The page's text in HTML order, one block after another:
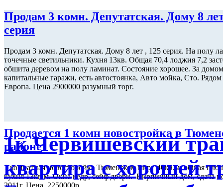
Продам 3 комн. Депутатская. Дому 8
серия
Продам 3 комн. Депутатская. Дому 8 лет , 125 серия. На полу
точечные светильники. Кухня 13кв. Общая 70,4 лоджия 7,2
обшита деревом на полу ламинат. Состояние хорошее. За домом
капитальные гаражи, есть автостоянка, Авто мойка, Сто.
Европа. Цена 2900000 разумный торг.
Продается 1 комн новостройка в
районе
1 комнатная новосторойка Тюменском мкр. 46кв.м. общая
кухня 13кв.м. Окна кедр, сейф двери. Кирпичный дом, сдача
2011г. Цена 2250000р.
1к Червишевский
квартира с хорошей